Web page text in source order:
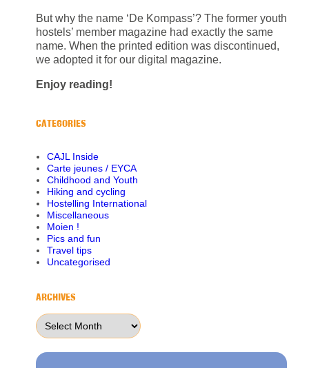
But why the name ‘De Kompass’? The former youth
hostels’ member magazine had exactly the same
name. When the printed edition was discontinued,
we adopted it for our digital magazine.
Enjoy reading!
CATEGORIES
CAJL Inside
Carte jeunes / EYCA
Childhood and Youth
Hiking and cycling
Hostelling International
Miscellaneous
Moien !
Pics and fun
Travel tips
Uncategorised
ARCHIVES
Archives